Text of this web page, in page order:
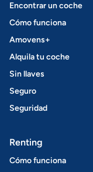
Encontrar un coche
Cómo funciona
Amovens+
Alquila tu coche
Sin llaves
Seguro
Seguridad
Renting
Cómo funciona